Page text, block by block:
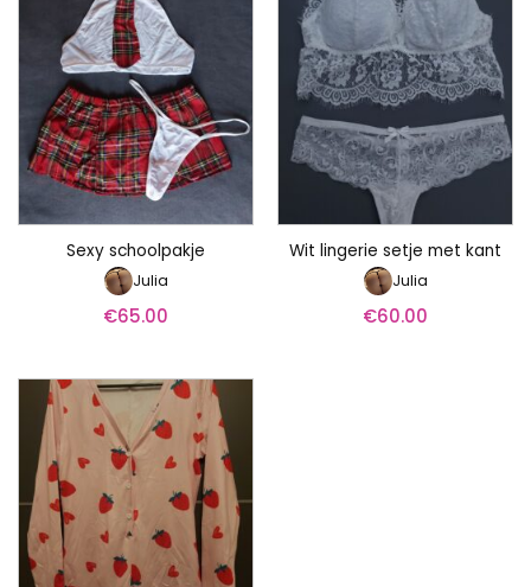
Sexy schoolpakje
Julia
€65.00
Wit lingerie setje met kant
Julia
€60.00